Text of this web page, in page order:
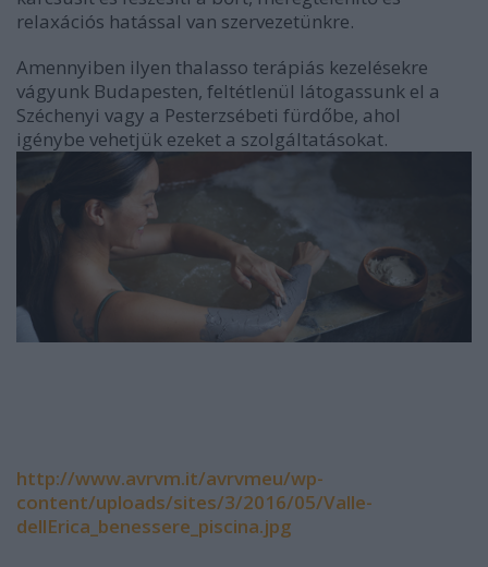
relaxációs hatással van szervezetünkre.
Amennyiben ilyen thalasso terápiás kezelésekre
vágyunk Budapesten, feltétlenül látogassunk el a
Széchenyi vagy a Pesterzsébeti fürdőbe, ahol
igénybe vehetjük ezeket a szolgáltatásokat.
http://www.avrvm.it/avrvmeu/wp-
content/uploads/sites/3/2016/05/Valle-
dellErica_benessere_piscina.jpg